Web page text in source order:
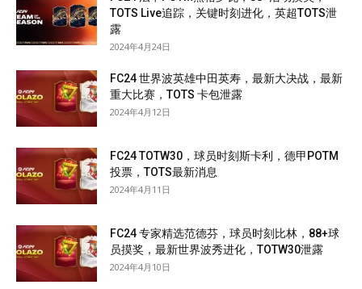
TOTS Live追踪，关键时刻进化，英超TOTS泄
露
2024年4月24日
FC24 世界波英雄中田英寿，最新大决战，最新
重大比赛，TOTS 卡包泄露
2024年4月12日
FC24 TOTW30，球员时刻斯卡利，德甲POTM
投票，TOTS最新消息
2024年4月11日
FC24 专家精选范德芬，球员时刻比林，88+球
员摸奖，最新世界波秀进化，TOTW30泄露
2024年4月10日